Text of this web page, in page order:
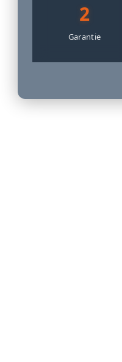
2
Garantie